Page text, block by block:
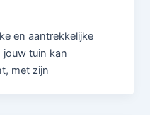
en aantrekkelijke
tuin kan
met zijn